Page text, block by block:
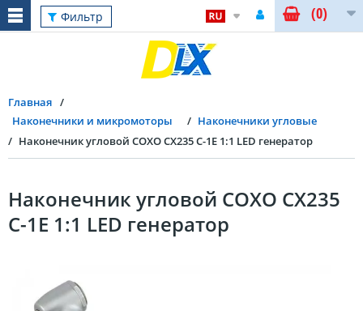
Фильтр (0)
Главная
Наконечники и микромоторы
Наконечники угловые
Наконечник угловой COXO CX235 C-1E 1:1 LED генератор
Наконечник угловой COXO CX235
C-1E 1:1 LED генератор